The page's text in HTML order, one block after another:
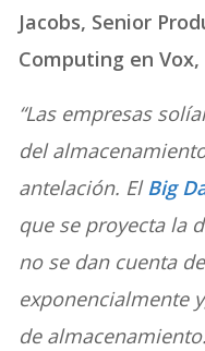
Jacobs, Senior
Computing en
“Las empresas
del
antelación. ElBig
que se proyecta la
no se dan cuenta
exponencialmente
de